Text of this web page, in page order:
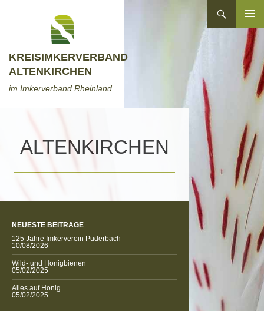
KREISIMKERVERBAND
ALTENKIRCHEN
im Imkerverband Rheinland
ALTENKIRCHEN
NEUESTE BEITRÄGE
125 Jahre Imkerverein Puderbach
10/08/2026
Wild- und Honigbienen
05/02/2025
Alles auf Honig
05/02/2025